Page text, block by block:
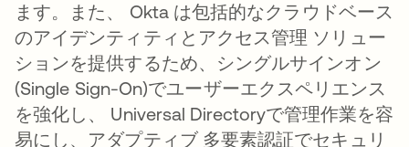
ます。また、 Okta は包括的なクラウドベース
のアイデンティティとアクセス管理 ソリュー
ションを提供するため、シングルサインオン
(Single Sign-On)でユーザーエクスペリエンス
を強化し、 Universal Directoryで管理作業を容
易にし、アダプティブ 多要素認証でセキュリ